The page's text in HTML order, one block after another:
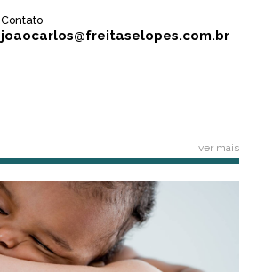
Contato
joaocarlos@freitaselopes.com.br
ver mais